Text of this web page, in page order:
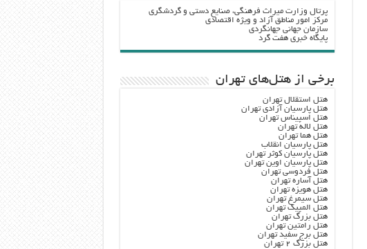
پرتال وزارت ميراث فرهنگي، صنایع دستی و گردشگري
مرکز امور مناطق آزاد و ویژه اقتصادی
سازمان جهانی جهانگردی
پایگاه خبری هفت گرد
برخی از هتل‌های تهران
هتل استقلال تهران
هتل پارسیان آزادی تهران
هتل اسپیناس تهران
هتل لاله تهران
هتل هما تهران
هتل پارسیان انقلاب
هتل پارسیان کوثر تهران
هتل پارسیان اوین تهران
هتل فردوسی تهران
هتل آساره تهران
هتل هویزه تهران
هتل سیمرغ تهران
هتل المپیک تهران
هتل بزرگ تهران
هتل رامتین تهران
هتل برج سفید تهران
هتل بزرگ ۲ تهران